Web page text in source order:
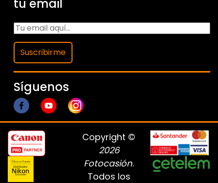
tu email
Suscribirme
Síguenos
Copyright ©
2026
Fotocasión.
Todos los